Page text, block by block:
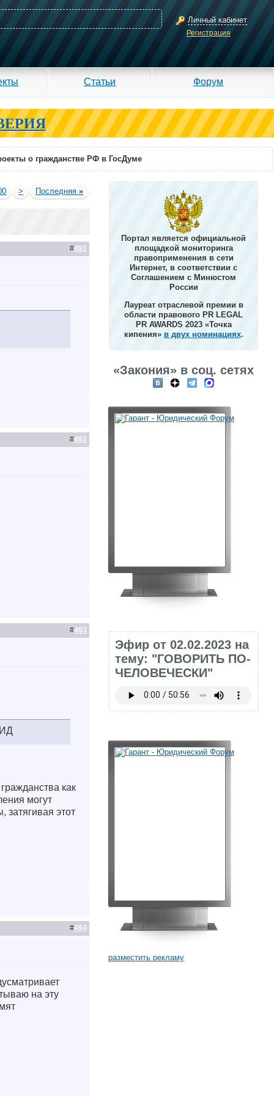
Личный кабинет
Регистрация
Статьи Форум
о гражданстве РФ в ГосДуме
> Последняя»
#491
#492
#493
как
могут
затягивая этот
#494
на эту
Портал является официальной
площадкой мониторинга
правоприменения в сети
Интернет, в соответствии с
Соглашением с Минюстом
России
Лауреат отраслевой премии в
области правового PR LEGAL
PR AWARDS 2023 «Точка
кипения» в двух номинациях.
«Закония» в соц. сетях
Эфир от 02.02.2023 на
тему: "ГОВОРИТЬ ПО-
ЧЕЛОВЕЧЕСКИ"
разместить рекламу